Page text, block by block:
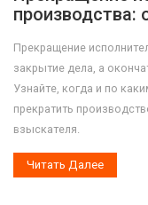
производства:
Прекращение
закрытие дела, а
Узнайте, когда и по
прекратить
взыскателя.
Читать Далее